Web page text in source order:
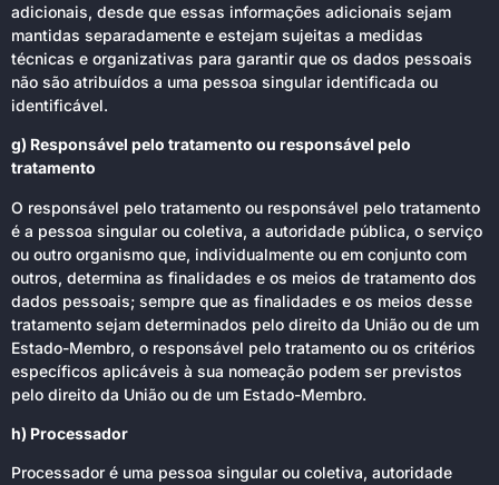
adicionais, desde que essas informações adicionais sejam
mantidas separadamente e estejam sujeitas a medidas
técnicas e organizativas para garantir que os dados pessoais
não são atribuídos a uma pessoa singular identificada ou
identificável.
g) Responsável pelo tratamento ou responsável pelo
tratamento
O responsável pelo tratamento ou responsável pelo tratamento
é a pessoa singular ou coletiva, a autoridade pública, o serviço
ou outro organismo que, individualmente ou em conjunto com
outros, determina as finalidades e os meios de tratamento dos
dados pessoais; sempre que as finalidades e os meios desse
tratamento sejam determinados pelo direito da União ou de um
Estado-Membro, o responsável pelo tratamento ou os critérios
específicos aplicáveis à sua nomeação podem ser previstos
pelo direito da União ou de um Estado-Membro.
h) Processador
Processador é uma pessoa singular ou coletiva, autoridade